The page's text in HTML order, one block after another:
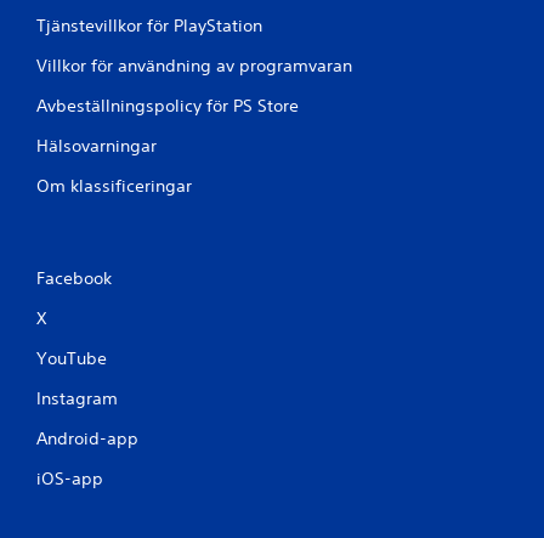
Tjänstevillkor för PlayStation
Villkor för användning av programvaran
Avbeställningspolicy för PS Store
Hälsovarningar
Om klassificeringar
Facebook
X
YouTube
Instagram
Android-app
iOS-app